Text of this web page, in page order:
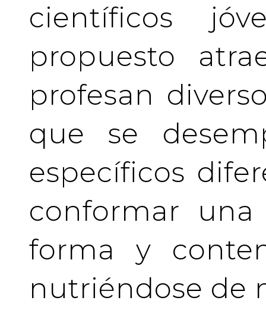
científicos
propuesto
profesan
que se
específicos
conformar
forma y
nutriéndose de